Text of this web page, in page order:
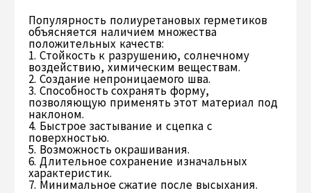
Популярность полиуретановых герметиков
объясняется наличием множества
положительных качеств:
1. Стойкость к разрушению, солнечному
воздействию, химическим веществам.
2. Создание непроницаемого шва.
3. Способность сохранять форму,
позволяющую применять этот материал под
наклоном.
4. Быстрое застывание и сцепка с
поверхностью.
5. Возможность окрашивания.
6. Длительное сохранение изначальных
характеристик.
7. Минимальное сжатие после высыхания.